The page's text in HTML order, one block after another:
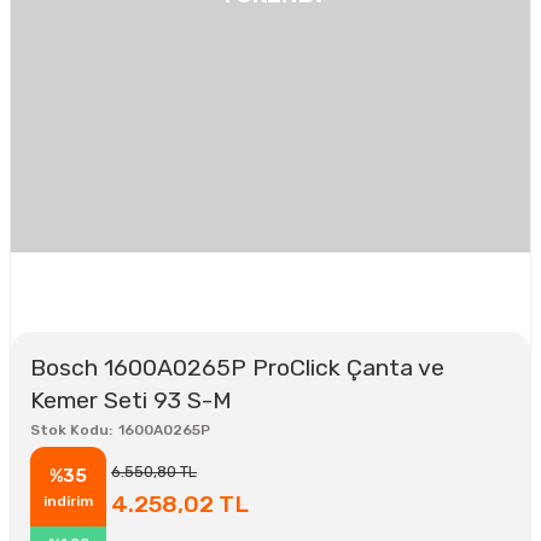
Bosch 1600A0265P ProClick Çanta ve
Kemer Seti 93 S-M
Stok Kodu 1600A0265P
%35
indirim
6.550,80 TL
4.258,02 TL